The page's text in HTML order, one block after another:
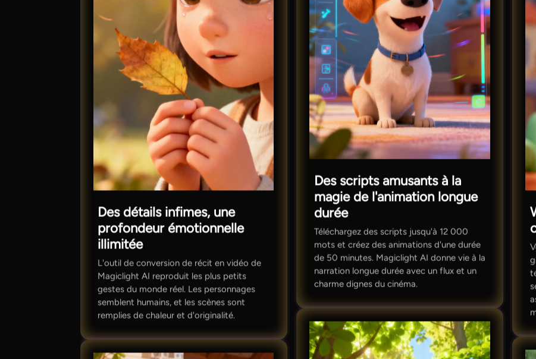
Des détails infimes, une
profondeur émotionnelle
illimitée
L'outil de conversion de récit en vidéo de
Magiclight AI reproduit les plus petits
gestes du monde réel. Les personnages
semblent humains, et les scènes sont
remplies de chaleur et d'originalité.
Des scripts amusants à la
magie de l'animation longue
durée
Téléchargez des scripts jusqu'à 12 000
mots et créez des animations d'une durée
de 50 minutes. Magiclight AI donne vie à la
narration longue durée avec un flux et un
charme dignes du cinéma.